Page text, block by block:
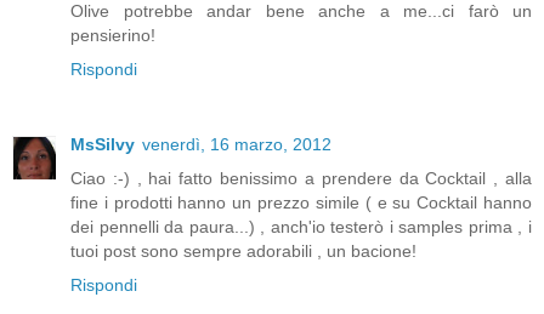
Olive potrebbe andar bene anche a me...ci farò un
pensierino!
Rispondi
MsSilvy venerdì, 16 marzo, 2012
Ciao :-) , hai fatto benissimo a prendere da Cocktail , alla
fine i prodotti hanno un prezzo simile ( e su Cocktail hanno
dei pennelli da paura...) , anch'io testerò i samples prima , i
tuoi post sono sempre adorabili , un bacione!
Rispondi